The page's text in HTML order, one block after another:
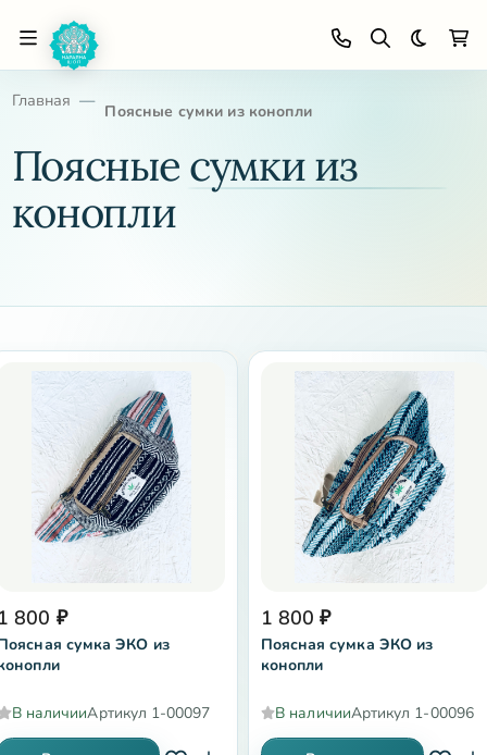
Темная
Главная Поясные сумки из конопли
Поясные сумки из
конопли
800 ₽
сумка ЭКО из
В наличииАртикул 1-00097
1 800 ₽
Поясная сумка ЭКО из
конопли
В наличииАртикул 1-00096